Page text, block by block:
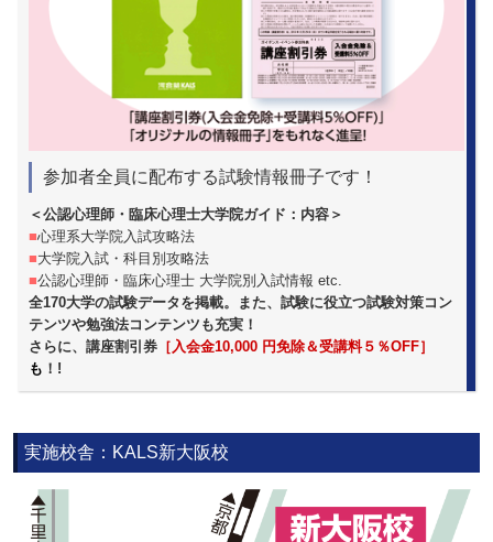
参加者全員に配布する試験情報冊子です！
＜公認心理師・臨床心理士大学院ガイド：内容＞
■心理系大学院入試攻略法
■大学院入試・科目別攻略法
■公認心理師・臨床心理士 大学院別入試情報 etc.
全170大学の試験データを掲載。また、試験に役立つ試験対策コン
テンツや勉強法コンテンツも充実！
さらに、講座割引券 ［入会金10,000 円免除＆受講料５％OFF］
も ！!
実施校舎：KALS新大阪校